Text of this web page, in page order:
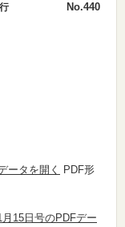
No.440
ータを開く
PDF形
15日号のPDFデー